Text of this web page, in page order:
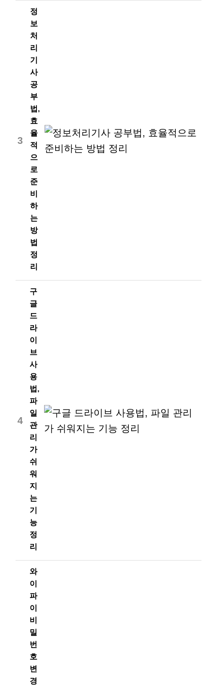
3
정
보
처
리
기
사
공
부
법,
효
율
적
으
로
준
비
하
는
방
법
정
리
4
구
글
드
라
이
브
사
용
법,
파
일
관
리
가
쉬
워
지
는
기
능
정
리
와
이
파
이
비
밀
번
호
변
경